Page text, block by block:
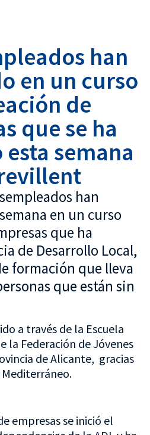
han
en un curso
de
que se ha
semana
han
en un curso
que ha
de Desarrollo Local,
formación que lleva
que están sin
a través de la Escuela
la Federación de Jóvenes
de Alicante, gracias
Mediterráneo.
empresas se inició el